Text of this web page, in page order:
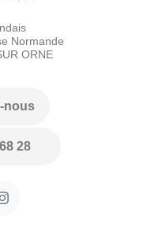
Normande
ORNE
nous
28